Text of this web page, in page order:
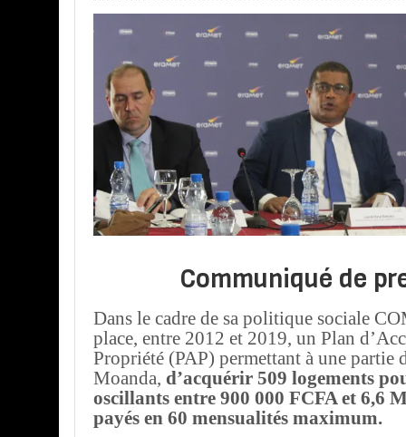
Communiqué de
Dans le cadre de sa politique sociale
place, entre 2012 et 2019, un Plan
Propriété (PAP) permettant à une partie
Moanda, d’acquérir 509 logements
oscillants entre 900 000 FCFA et 6,6
payés en 60 mensualités maximum.